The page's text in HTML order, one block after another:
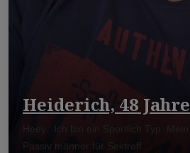
Heiderich, 48 Jahre
Passiv männer für Sextreff ...